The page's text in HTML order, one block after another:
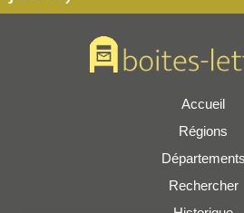
Accueil
Régions
Départements
Rechercher